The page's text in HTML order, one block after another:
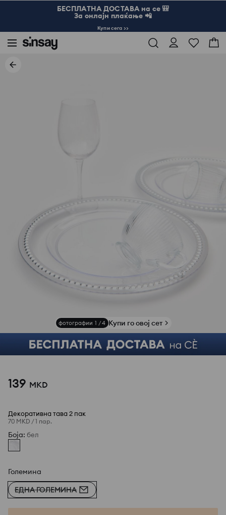
БЕСПЛАТНА ДОСТАВА на се 🎒
За онлајн плаќање 📲
Купи сега >>
фотографии 1 /4 Купи го овој сет
139 MKD
Декоративна тава 2 пак
70 MKD /1 пар.
Боја: бел
Големина
ЕДНА ГОЛЕМИНА